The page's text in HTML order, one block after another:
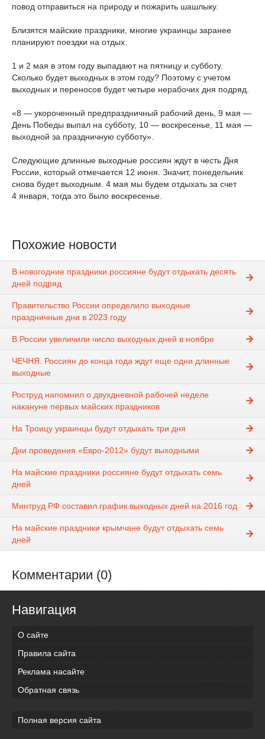
повод отправиться на природу и пожарить шашлыку.
Близятся майские праздники, многие украинцы заранее
планируют поездки на отдых.
1 и 2 мая в этом году выпадают на пятницу и субботу.
Сколько будет выходных в этом году? Поэтому с учетом
выходных и переносов будет четыре нерабочих дня подряд.
«8 — укороченный предпраздничный рабочий день, 9 мая —
День Победы выпал на субботу, 10 — воскресенье, 11 мая —
выходной за праздничную субботу».
Следующие длинные выходные россиян ждут в честь Дня
России, который отмечается 12 июня. Значит, понедельник
снова будет выходным. 4 мая мы будем отдыхать за счет
4 января, тогда это было воскресенье.
Похожие новости
В новогодние праздники россияне будут отдыхать десять
дней подряд
Правительство России определило выходные
праздничные дни в 2023 году
В России увеличили число выходных дней в ноябре
ЧЕЧНЯ. Россиян до конца года ждут еще одни длинные
выходные
Роструд напомнил о двухдневной рабочей неделе
накануне первых майских праздников
На Троицу украинцы будут отдыхать три дня
Дни проведения «Евро-2012» будут выходными
На майские праздники россияне будут отдыхать семь
дней
Минтруд РФ составил график выходных дней на 2016 год
На майские праздники крымчане будут отдыхать семь
дней
Комментарии (0)
Навигация
О сайте
Правила сайта
Реклама насайте
Обратная связь
Полная версия сайта